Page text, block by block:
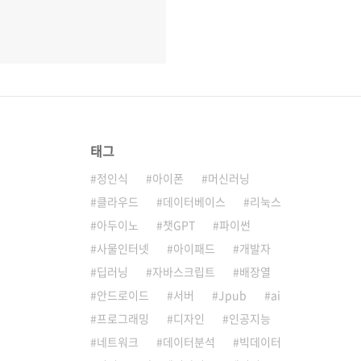
태그
정인식 아이폰
머신러닝
클라우드
데이터베이스
리눅스
아두이노
챗GPT
파이썬
사물인터넷
아이패드
개발자
딥러닝
자바스크립트
배장열
안드로이드
서버 Jpub
ai
프로그래밍
디자인
인공지능
네트워크
데이터분석
빅데이터